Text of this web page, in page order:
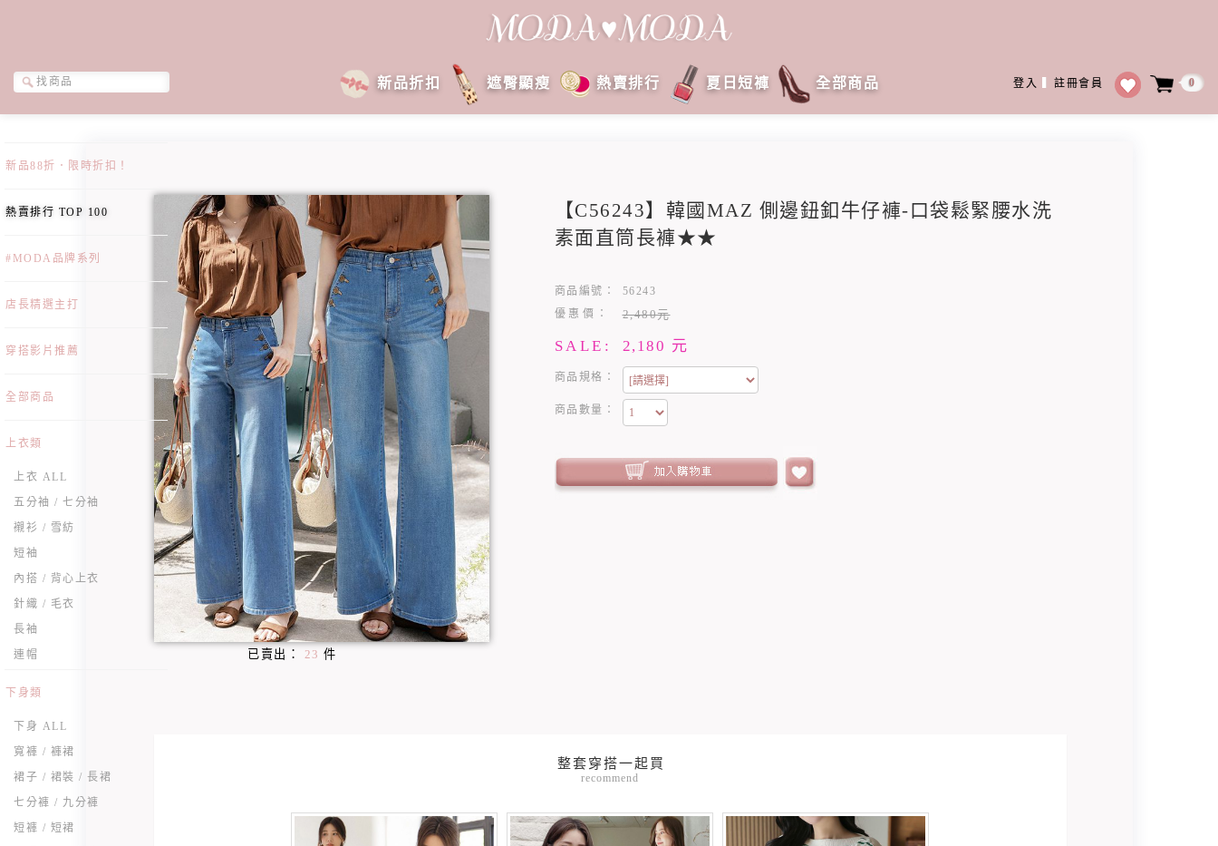
登入 註冊會員 0
新品折扣 遮臀顯瘦 熱賣排行 夏日短褲 全部商品
新品88折．限時折扣！
熱賣排行 TOP 100
#MODA品牌系列
店長精選主打
穿搭影片推薦
全部商品
上衣類
上衣 ALL
五分袖 / 七分袖
襯衫 / 雪紡
短袖
內搭 / 背心上衣
針織 / 毛衣
長袖
連帽
下身類
下身 ALL
寬褲 / 褲裙
裙子 / 裙裝 / 長裙
七分褲 / 九分褲
短褲 / 短裙
已賣出： 23 件
【C56243】韓國MAZ 側邊鈕釦牛仔褲-口袋鬆緊腰水洗
素面直筒長褲★★
商品編號：
56243
優惠價：
2,480元
SALE: 2,180 元
商品規格：
商品數量：
recommend